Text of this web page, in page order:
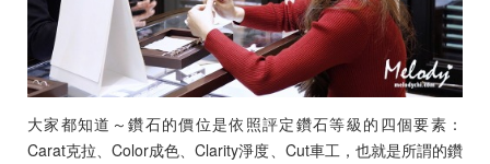
大家都知道～鑽石的價位是依照評定鑽石等級的四個要素：
Carat克拉、Color成色、Clarity淨度、Cut車工，也就是所謂的鑽